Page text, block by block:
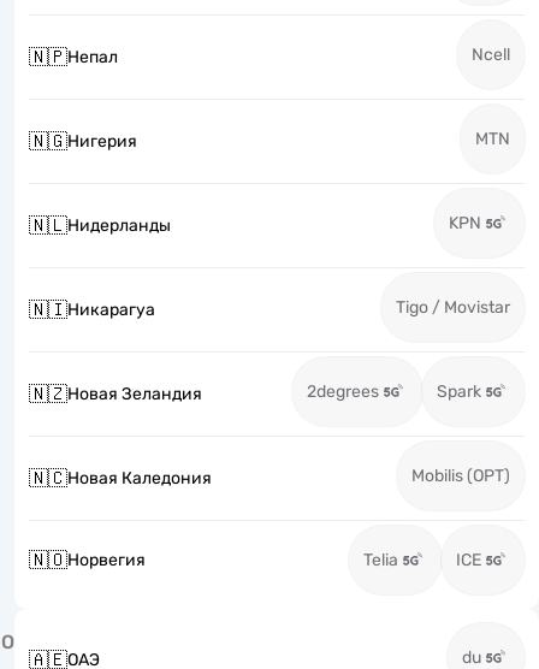
🇳🇵Непал Ncell
🇳🇬Нигерия MTN
🇳🇱Нидерланды KPN
🇳🇮Никарагуа Tigo / Movistar
🇳🇿Новая Зеландия 2degrees Spark
🇳🇨Новая Каледония Mobilis (OPT)
🇳🇴Норвегия Telia ICE
О
🇦🇪ОАЭ du